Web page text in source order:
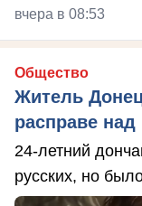
вчера в 08:53
Общество
Житель
расправе над
24-летний
русских, но